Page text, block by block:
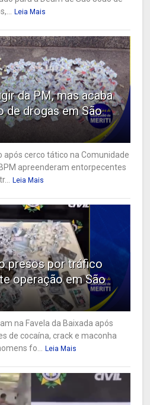
Leia Mais
da PM, mas acaba
de drogas em São
cerco tático na Comunidade
apreenderam entorpecentes
Leia Mais
presos por tráfico
operação em São
na Favela da Baixada após
de cocaína, crack e maconha
fo...
Leia Mais